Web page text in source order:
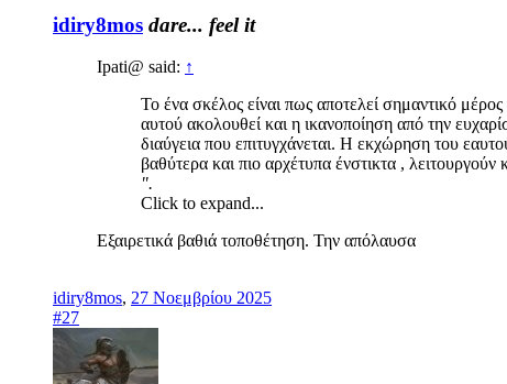
idiry8mos dare... feel it
Ipati@ said: ↑
Το ένα σκέλος είναι πως αποτελεί σημαντικό
αυτού ακολουθεί και η ικανοποίηση από την
διαύγεια που επιτυγχάνεται. Η εκχώρηση του
βαθύτερα και πιο αρχέτυπα ένστικτα ,
".
Click to expand...
Εξαιρετικά βαθιά τοποθέτηση. Την απόλαυσα
idiry8mos, 27 Νοεμβρίου 2025
#27